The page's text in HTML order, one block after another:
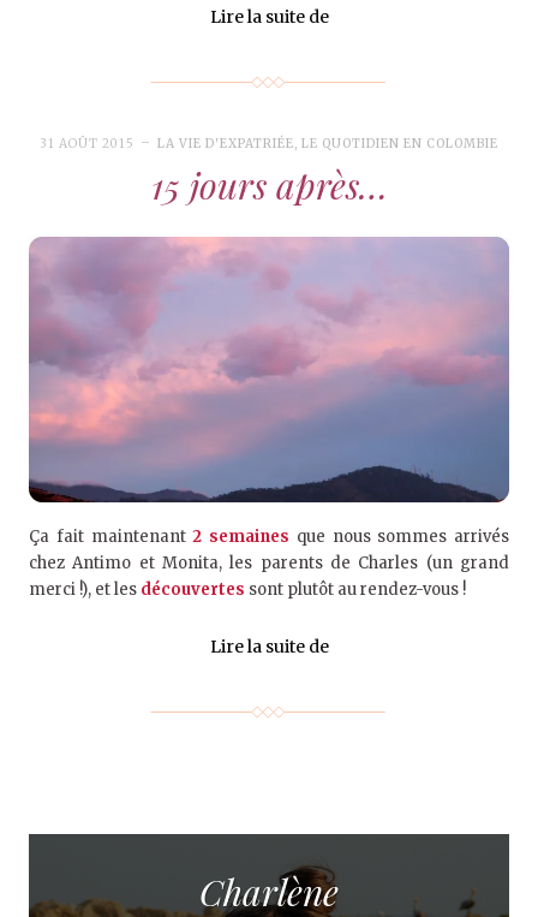
Lire la suite de
31 AOÛT 2015 LA VIE D'EXPATRIÉE,LE QUOTIDIEN EN COLOMBIE
15 jours après…
Ça fait maintenant2 semaines que nous sommes arrivés
chez Antimo et Monita, les parents de Charles (un grand
merci !), et les découvertes sont plutôt au rendez-vous !
Lire la suite de
Charlène